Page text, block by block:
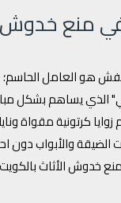
منع خدوش
هو العامل الحاسم؛
الذي يساهم بشكل
زوايا كرتونية مقواة
الضيقة والأبواب دون
منع خدوش الأثاث